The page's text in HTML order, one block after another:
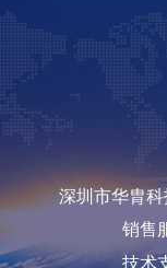
深圳市华胄
销售
技术